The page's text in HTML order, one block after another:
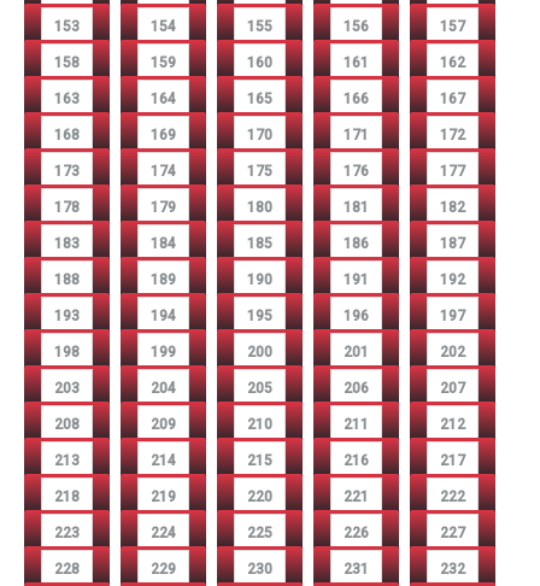
153 154 155 156 157
158 159 160 161 162
163 164 165 166 167
168 169 170 171 172
173 174 175 176 177
178 179 180 181 182
183 184 185 186 187
188 189 190 191 192
193 194 195 196 197
198 199 200 201 202
203 204 205 206 207
208 209 210 211 212
213 214 215 216 217
218 219 220 221 222
223 224 225 226 227
228 229 230 231 232